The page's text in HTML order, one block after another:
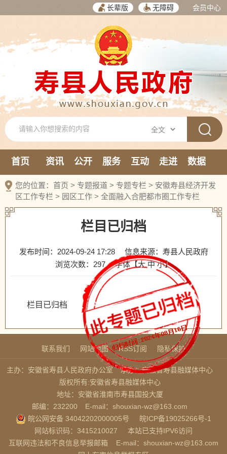
长辈版 无障碍 会员中心
首页 资讯 公开 服务 互动 走进
数据
新媒体
您的位置： 首页 > 专题报道 > 专题专栏 > 安徽寿县经济开发
区工作专栏 > 园区工作 > 全面融入合肥都市圈工作专栏
栏目已归档
发布时间：2024-09-24 17:28
信息来源：寿县人民政府
浏览次数： 297 字体【大 中 小】
栏目已归档
联系我们 网站地图 RSS订阅 隐私保护
主办：安徽省寿县人民政府办公室
承办：安徽省寿县融媒体中心
版权所有:安徽省寿县融媒体中心
地址：安徽省淮南市寿县国投大厦
邮编：232200
E-mail：shouxian-wz@163.com
皖公网安备 34042202000005号
皖ICP备19025266号-1
网站标识码：3415210027
本站已支持IPV6访问
互联网违法和不良信息举报邮箱
E-mail：shouxian-wz@163.com